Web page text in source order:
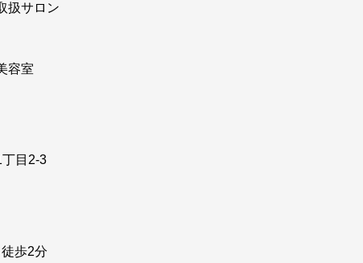
扱サロン
容室
目2-3
歩2分